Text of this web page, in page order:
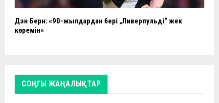
Дэн Берн: «90-жылдардан бері „Ливерпульді“ жек
көремін»
СОҢҒЫ ЖАҢАЛЫҚТАР